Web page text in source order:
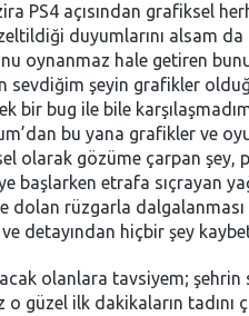
PS4 açısından grafiksel
duyumlarını alsam da
oynanmaz hale getiren
sevdiğim şeyin grafikler
bir bug ile bile
bu yana grafikler ve
olarak gözüme çarpan şey,
başlarken etrafa sıçrayan
dolan rüzgarla dalgalanması
detayından hiçbir şey
olanlara tavsiyem;
güzel ilk dakikaların tadını